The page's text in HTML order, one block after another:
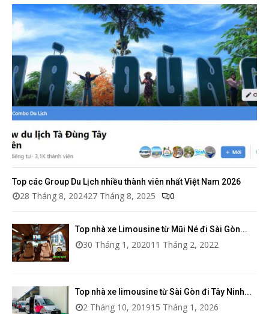
Ế
M
Top các Group Du Lịch nhiều thành viên nhất Việt Nam 2026
28 Tháng 8, 202427 Tháng 8, 2025 0
Top nhà xe Limousine từ Mũi Né đi Sài Gòn...
30 Tháng 1, 202011 Tháng 2, 2022
Top nhà xe limousine từ Sài Gòn đi Tây Ninh...
2 Tháng 10, 201915 Tháng 1, 2026